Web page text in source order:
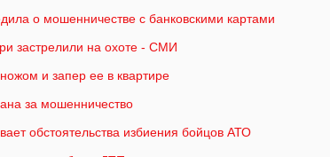
о мошенничестве с банковскими картами
застрелили на охоте - СМИ
и запер ее в квартире
за мошенничество
обстоятельства избиения бойцов АТО